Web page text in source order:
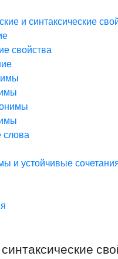
и синтаксические
свойства
слова
и устойчивые